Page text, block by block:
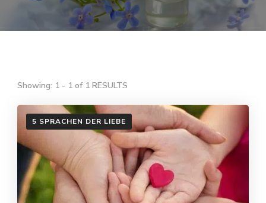
Showing: 1 - 1 of 1 RESULTS
5 SPRACHEN DER LIEBE